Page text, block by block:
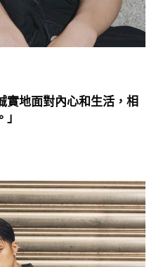
實地面對內心和生活，相